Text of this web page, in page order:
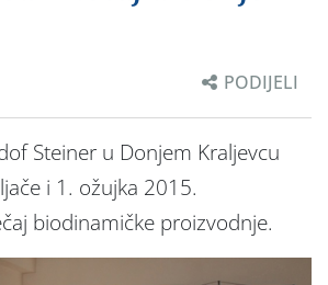
PODIJELI
Steiner u Donjem Kraljevcu
i 1. ožujka 2015.
biodinamičke proizvodnje.